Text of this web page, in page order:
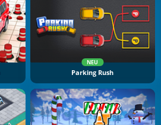
NEU
Parking Rush